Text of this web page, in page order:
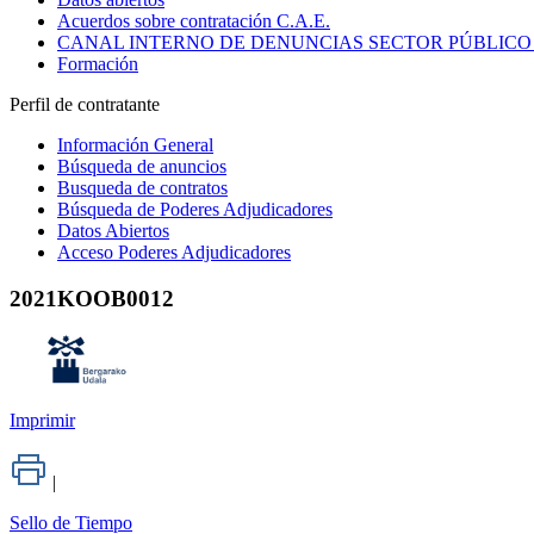
Acuerdos sobre contratación C.A.E.
CANAL INTERNO DE DENUNCIAS SECTOR
Formación
Perfil de contratante
Información General
Búsqueda de anuncios
Busqueda de contratos
Búsqueda de Poderes Adjudicadores
Datos Abiertos
Acceso Poderes Adjudicadores
2021KOOB0012
Imprimir
|
Sello de Tiempo